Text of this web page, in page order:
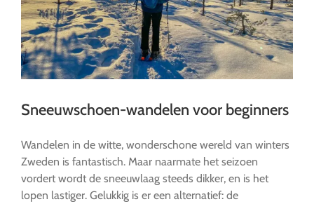
Sneeuwschoen-wandelen voor beginners
Wandelen in de witte, wonderschone wereld van winters
Zweden is fantastisch. Maar naarmate het seizoen
vordert wordt de sneeuwlaag steeds dikker, en is het
lopen lastiger. Gelukkig is er een alternatief: de